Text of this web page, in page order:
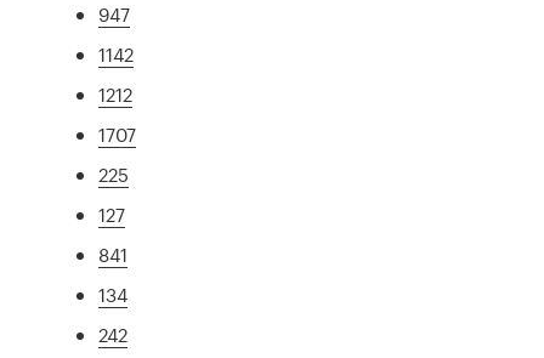
947
1142
1212
1707
225
127
841
134
242